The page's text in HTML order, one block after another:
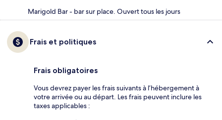
Marigold Bar - bar sur place. Ouvert tous les jours
Frais et politiques
Frais obligatoires
Vous devrez payer les frais suivants à l’hébergement à
votre arrivée ou au départ. Les frais peuvent inclure les
taxes applicables :